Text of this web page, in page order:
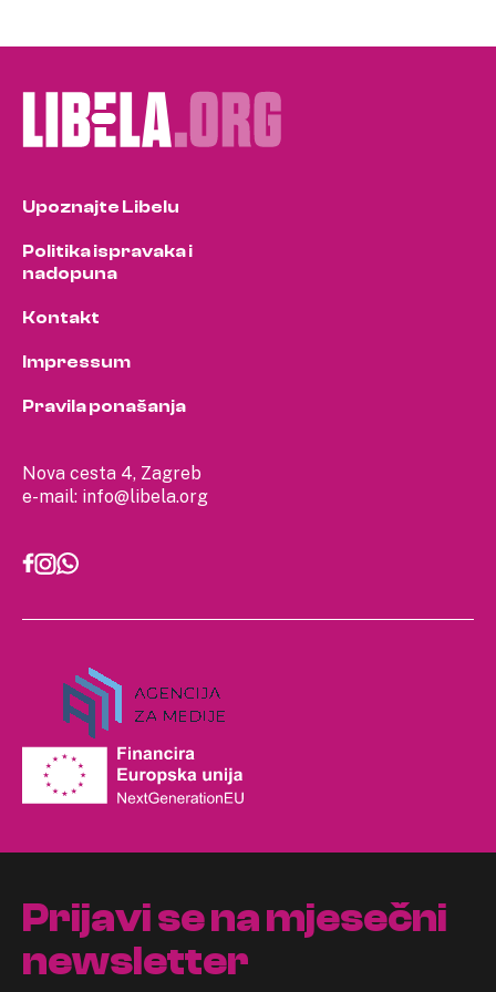
Nova cesta 4, Zagreb
e-mail: info@libela.org
Upoznajte Libelu
Politika ispravaka i
nadopuna
Kontakt
Impressum
Pravila ponašanja
Prijavi se na mjesečni
newsletter